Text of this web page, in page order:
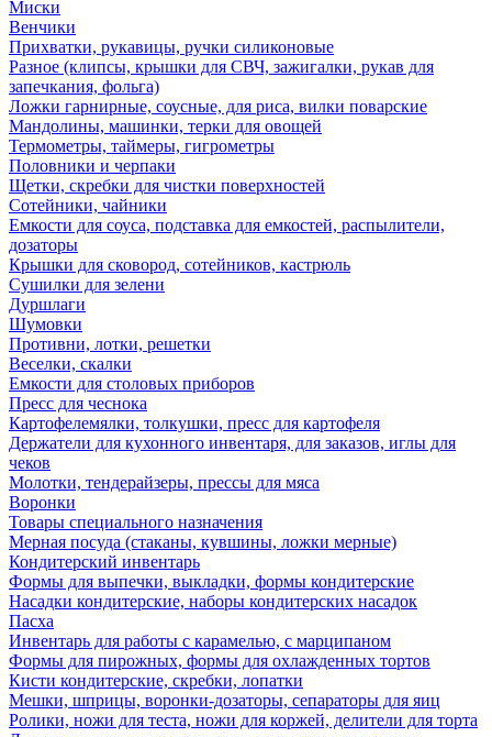
Миски
Венчики
Прихватки, рукавицы, ручки силиконовые
Разное (клипсы, крышки для СВЧ, зажигалки, рукав для
запечкания, фольга)
Ложки гарнирные, соусные, для риса, вилки поварские
Мандолины, машинки, терки для овощей
Термометры, таймеры, гигрометры
Половники и черпаки
Щетки, скребки для чистки поверхностей
Сотейники, чайники
Емкости для соуса, подставка для емкостей, распылители,
дозаторы
Крышки для сковород, сотейников, кастрюль
Сушилки для зелени
Дуршлаги
Шумовки
Противни, лотки, решетки
Веселки, скалки
Емкости для столовых приборов
Пресс для чеснока
Картофелемялки, толкушки, пресс для картофеля
Держатели для кухонного инвентаря, для заказов, иглы для
чеков
Молотки, тендерайзеры, прессы для мяса
Воронки
Товары специального назначения
Мерная посуда (стаканы, кувшины, ложки мерные)
Кондитерский инвентарь
Формы для выпечки, выкладки, формы кондитерские
Насадки кондитерские, наборы кондитерских насадок
Пасха
Инвентарь для работы с карамелью, с марципаном
Формы для пирожных, формы для охлажденных тортов
Кисти кондитерские, скребки, лопатки
Мешки, шприцы, воронки-дозаторы, сепараторы для яиц
Ролики, ножи для теста, ножи для коржей, делители для торта